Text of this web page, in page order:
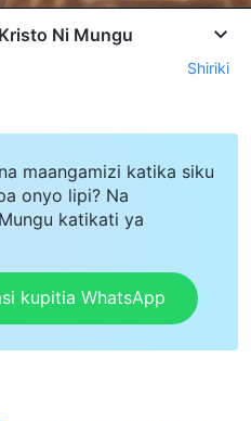
Ni Mungu
Shiriki
maangamizi katika siku
onyo lipi? Na
katikati ya
kupitia WhatsApp